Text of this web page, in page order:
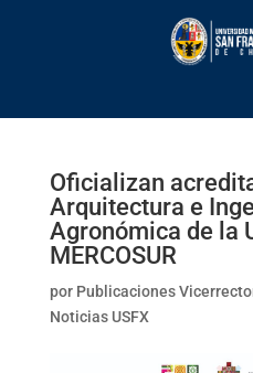
Oficializan
Arquitectura e
Agronómica de la
MERCOSUR
por Publicaciones
Noticias USFX